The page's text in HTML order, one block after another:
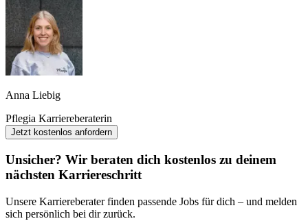
Anna Liebig
Pflegia Karriereberaterin
Jetzt kostenlos anfordern
Unsicher? Wir beraten dich kostenlos zu deinem
nächsten Karriereschritt
Unsere Karriereberater finden passende Jobs für dich – und melden
sich persönlich bei dir zurück.